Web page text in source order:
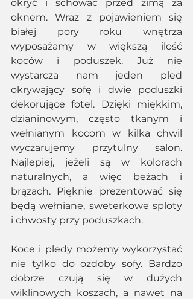
okryć i schować przed zimą za
oknem. Wraz z pojawieniem się
białej pory roku wnętrza
wyposażamy w większą ilość
koców i poduszek. Już nie
wystarcza nam jeden pled
okrywający sofę i dwie poduszki
dekorujące fotel. Dzięki miękkim,
dzianinowym, często tkanym i
wełnianym kocom w kilka chwil
wyczarujemy przytulny salon.
Najlepiej, jeżeli są w kolorach
naturalnych, a więc beżach i
brązach. Pięknie prezentować się
będą wełniane, sweterkowe sploty
i chwosty przy poduszkach.
Koce i pledy możemy wykorzystać
nie tylko do ozdoby sofy. Bardzo
dobrze czują się w dużych
wiklinowych koszach, a nawet na